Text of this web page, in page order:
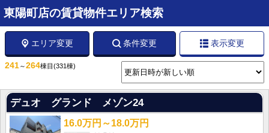
東陽町店の賃貸物件エリア検索
エリア変更 条件変更 表示変更
241～264棟目 (331棟)
デュオ グランド メゾン24
16.0万円～18.0万円